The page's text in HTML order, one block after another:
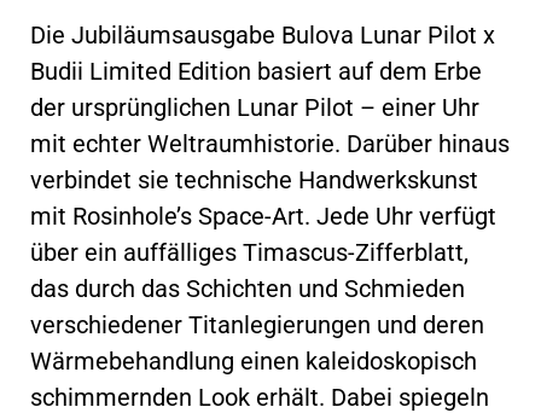
Die Jubiläumsausgabe Bulova Lunar Pilot x
Budii Limited Edition basiert auf dem Erbe
der ursprünglichen Lunar Pilot – einer Uhr
mit echter Weltraumhistorie. Darüber hinaus
verbindet sie technische Handwerkskunst
mit Rosinhole’s Space-Art. Jede Uhr verfügt
über ein auffälliges Timascus-Zifferblatt,
das durch das Schichten und Schmieden
verschiedener Titanlegierungen und deren
Wärmebehandlung einen kaleidoskopisch
schimmernden Look erhält. Dabei spiegeln